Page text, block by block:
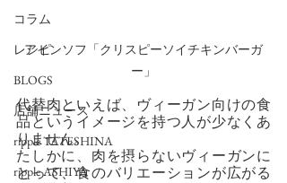
コラム
レシピ
BLOGS
店舗ニュース
ripple TATESHINA
ripple ASHIYA
アインソフ「クリスピーソイチキンバーガ
ー」
代替肉といえば、ヴィーガン向けの食
品というイメージを持つ人が少なくあ
りません。
たしかに、肉を摂らないヴィーガンに
とって、食のバリエーションが広がる